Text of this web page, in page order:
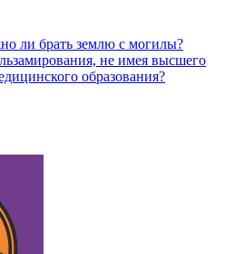
ли брать землю с могилы?
не имея высшего
образования?